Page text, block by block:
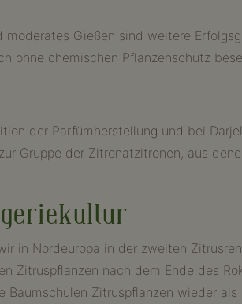
Gießen sind weitere
ohne chemischen Pflanzenschutz
der Parfümherstellung und bei
Gruppe der Zitronatzitronen, aus
in Nordeuropa in der zweiten
Zitruspflanzen nach dem Ende des
Zitruspflanzen wieder